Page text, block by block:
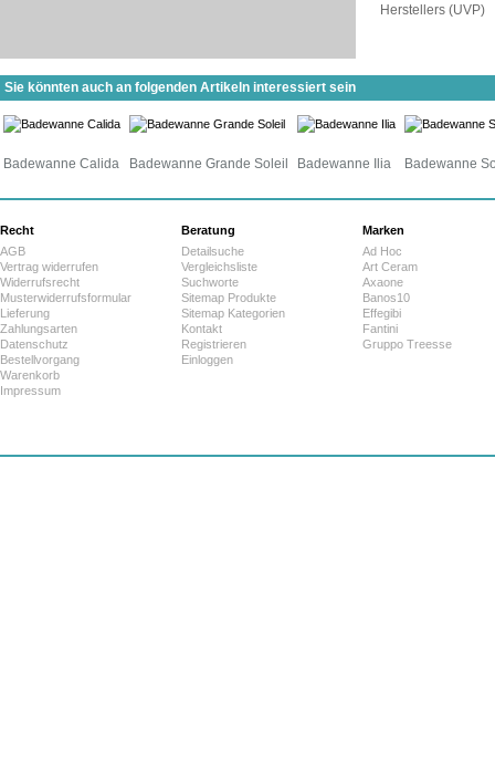
Herstellers (UVP)
Sie könnten auch an folgenden Artikeln interessiert sein
Badewanne Calida Badewanne Grande Soleil Badewanne Ilia Badewanne
Recht
AGB
Vertrag widerrufen
Widerrufsrecht
Musterwiderrufsformular
Lieferung
Zahlungsarten
Datenschutz
Bestellvorgang
Warenkorb
Impressum
Beratung
Detailsuche
Vergleichsliste
Suchworte
Sitemap Produkte
Sitemap Kategorien
Kontakt
Registrieren
Einloggen
Marken
Ad Hoc
Art Ceram
Axaone
Banos10
Effegibi
Fantini
Gruppo Treesse